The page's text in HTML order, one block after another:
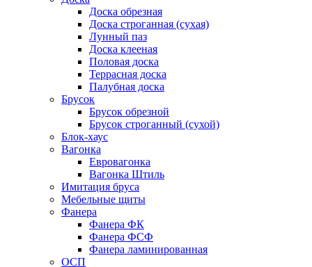
Доска обрезная
Доска строганная (сухая)
Лунный паз
Доска клееная
Половая доска
Террасная доска
Палубная доска
Брусок
Брусок обрезной
Брусок строганный (сухой)
Блок-хаус
Вагонка
Евровагонка
Вагонка Штиль
Имитация бруса
Мебельные щиты
Фанера
Фанера ФК
Фанера ФСФ
Фанера ламинированная
ОСП